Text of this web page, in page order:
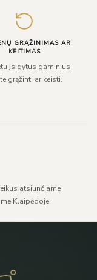
GRĄŽINIMAS AR
KEITIMAS
įsigytus gaminius
grąžinti ar keisti.
atsiunčiame
Klaipėdoje.